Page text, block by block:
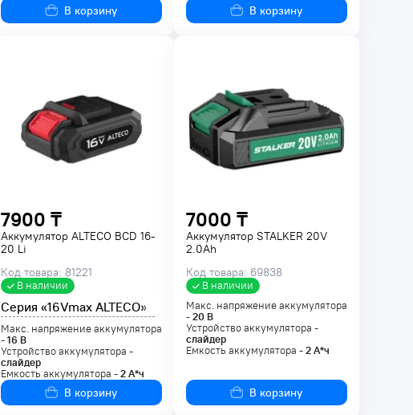
В корзину В корзину
7900 ₸
Аккумулятор ALTECO BCD 16-
20 Li
Код товара: 81221
В наличии
Серия «16Vmax ALTECO»
Макс. напряжение аккумулятора
-16 В
Устройство аккумулятора -
слайдер
Емкость аккумулятора -2А*ч
В корзину
7000 ₸
Аккумулятор STALKER 20V
2.0Ah
Код товара: 69838
В наличии
Макс. напряжение аккумулятора
-20В
Устройство аккумулятора -
слайдер
Емкость аккумулятора -2А*ч
В корзину